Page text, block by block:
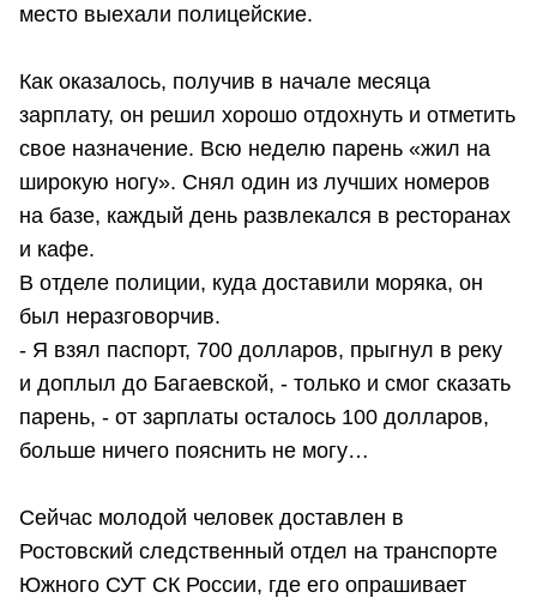
место выехали полицейские.
Как оказалось, получив в начале месяца
зарплату, он решил хорошо отдохнуть и отметить
свое назначение. Всю неделю парень «жил на
широкую ногу». Снял один из лучших номеров
на базе, каждый день развлекался в ресторанах
и кафе.
В отделе полиции, куда доставили моряка, он
был неразговорчив.
- Я взял паспорт, 700 долларов, прыгнул в реку
и доплыл до Багаевской, - только и смог сказать
парень, - от зарплаты осталось 100 долларов,
больше ничего пояснить не могу…
Сейчас молодой человек доставлен в
Ростовский следственный отдел на транспорте
Южного СУТ СК России, где его опрашивает